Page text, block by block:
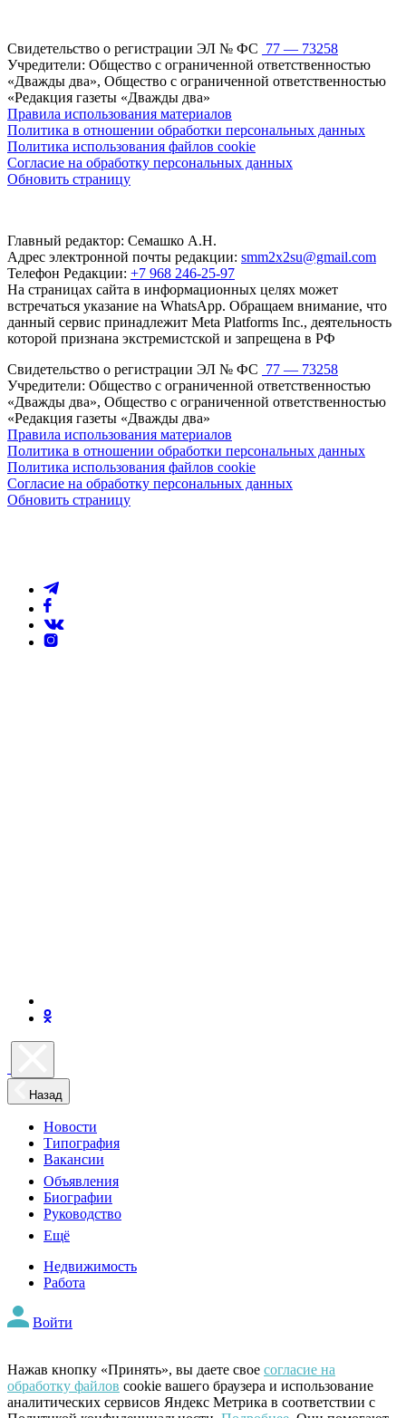
Свидетельство о регистрации ЭЛ № ФС 77 — 73258
Учредители: Общество с ограниченной ответственностью
«Дважды два», Общество с ограниченной ответственностью
«Редакция газеты «Дважды два»
Правила использования материалов
Политика в отношении обработки персональных данных
Политика использования файлов cookie
Согласие на обработку персональных данных
Обновить страницу
Главный редактор: Семашко А.Н.
Адрес электронной почты редакции: smm2x2su@gmail.com
Телефон Редакции: +7 968 246-25-97
На страницах сайта в информационных целях может
встречаться указание на WhatsApp. Обращаем внимание, что
данный сервис принадлежит Meta Platforms Inc., деятельность
которой признана экстремистской и запрещена в РФ
Свидетельство о регистрации ЭЛ № ФС 77 — 73258
Учредители: Общество с ограниченной ответственностью
«Дважды два», Общество с ограниченной ответственностью
«Редакция газеты «Дважды два»
Правила использования материалов
Политика в отношении обработки персональных данных
Политика использования файлов cookie
Согласие на обработку персональных данных
Обновить страницу
Назад
Новости
Типография
Вакансии
Объявления
Биографии
Руководство
Ещё
Недвижимость
Работа
Войти
Нажав кнопку «Принять», вы даете свое согласие на
обработку файлов cookie вашего браузера и использование
аналитических сервисов Яндекс Метрика в соответствии с